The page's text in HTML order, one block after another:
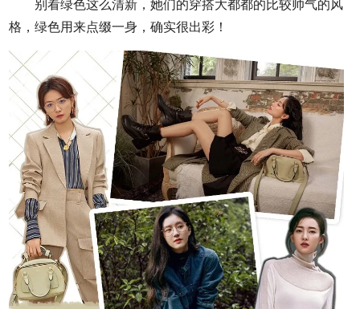
格，绿色用来点缀一身，确实很出彩！